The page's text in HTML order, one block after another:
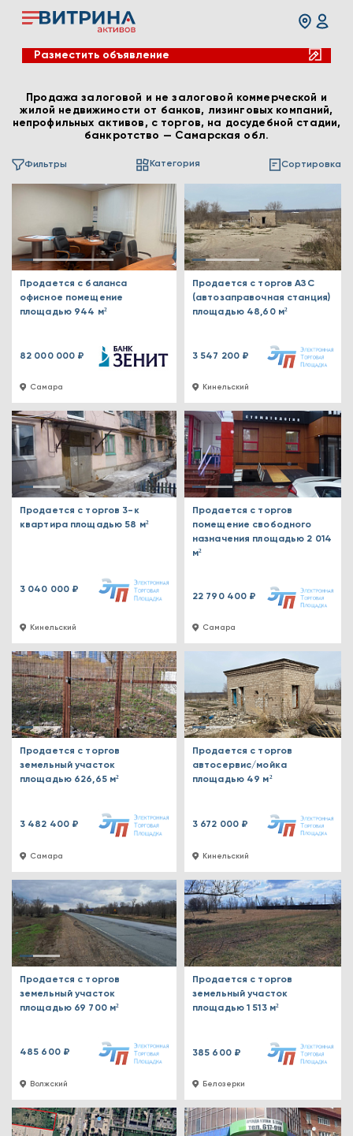
Разместить объявление
Продажа залоговой и не залоговой коммерческой и
жилой недвижимости от банков, лизинговых компаний,
непрофильных активов, с торгов, на досудебной стадии,
банкротство — Самарская обл.
Фильтры Категория Сортировка
Самара
Продается с баланса
офисное помещение
площадью 944 м²
82 000 000 ₽
Кинельский
Продается с торгов АЗС
(автозаправочная станция)
площадью 48,60 м²
3 547 200 ₽
Кинельский
Продается с торгов 3-к
квартира площадью 58 м²
3 040 000 ₽
Самара
Продается с торгов
помещение свободного
назначения площадью 2 014
м²
22 790 400 ₽
Самара
Продается с торгов
земельный участок
площадью 626,65 м²
3 482 400 ₽
Кинельский
Продается с торгов
автосервис/мойка
площадью 49 м²
3 672 000 ₽
Волжский
Продается с торгов
земельный участок
площадью 69 700 м²
485 600 ₽
Белозерки
Продается с торгов
земельный участок
площадью 1 513 м²
385 600 ₽